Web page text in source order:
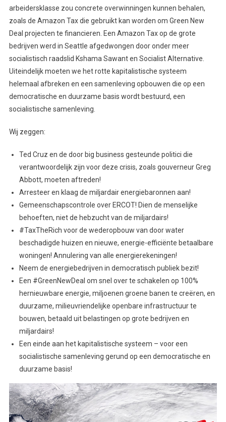
arbeidersklasse zou concrete overwinningen kunnen behalen,
zoals de Amazon Tax die gebruikt kan worden om Green New
Deal projecten te financieren. Een Amazon Tax op de grote
bedrijven werd in Seattle afgedwongen door onder meer
socialistisch raadslid Kshama Sawant en Socialist Alternative.
Uiteindelijk moeten we het rotte kapitalistische systeem
helemaal afbreken en een samenleving opbouwen die op een
democratische en duurzame basis wordt bestuurd, een
socialistische samenleving.
Wij zeggen:
Ted Cruz en de door big business gesteunde politici die
verantwoordelijk zijn voor deze crisis, zoals gouverneur Greg
Abbott, moeten aftreden!
Arresteer en klaag de miljardair energiebaronnen aan!
Gemeenschapscontrole over ERCOT! Dien de menselijke
behoeften, niet de hebzucht van de miljardairs!
#TaxTheRich voor de wederopbouw van door water
beschadigde huizen en nieuwe, energie-efficiënte betaalbare
woningen! Annulering van alle energierekeningen!
Neem de energiebedrijven in democratisch publiek bezit!
Een #GreenNewDeal om snel over te schakelen op 100%
hernieuwbare energie, miljoenen groene banen te creëren, en
duurzame, milieuvriendelijke openbare infrastructuur te
bouwen, betaald uit belastingen op grote bedrijven en
miljardairs!
Een einde aan het kapitalistische systeem – voor een
socialistische samenleving gerund op een democratische en
duurzame basis!